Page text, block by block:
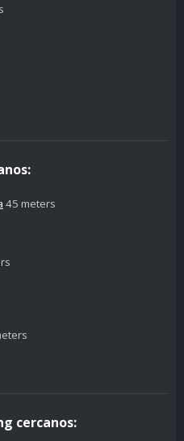
45 meters
cercanos: